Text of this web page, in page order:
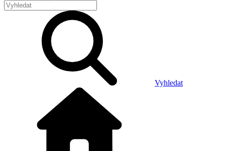
Vyhledat